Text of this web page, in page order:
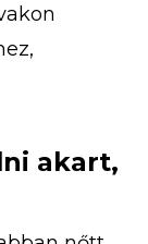
akart,